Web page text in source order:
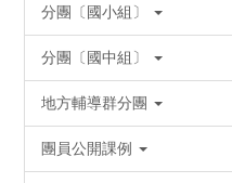
分團〔國小組〕
分團〔國中組〕
地方輔導群分團
團員公開課例